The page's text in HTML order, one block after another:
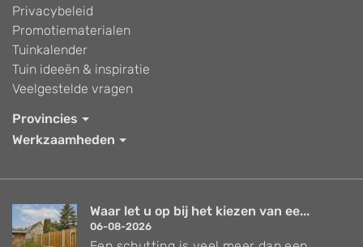
Privacybeleid
Promotiematerialen
Tuinkalender
Tuin ideeën & inspiratie
Veelgestelde vragen
Provincies
Werkzaamheden
Waar let u op bij het kiezen van ee...
06-08-2026